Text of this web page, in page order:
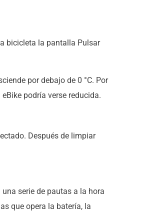
bicicleta la pantalla Pulsar
por debajo de 0 °C. Por
podría verse reducida.
Después de limpiar
serie de pautas a la hora
que opera la batería, la